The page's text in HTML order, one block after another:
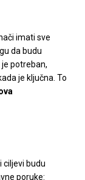
imati sve
da budu
potreban,
je ključna. To
ciljevi budu
poruke: